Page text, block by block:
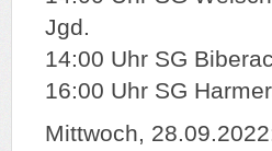
Jgd.
14:00 Uhr SG
16:00 Uhr SG
Mittwoch,